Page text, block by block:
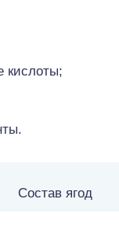
кислоты;
Состав ягод